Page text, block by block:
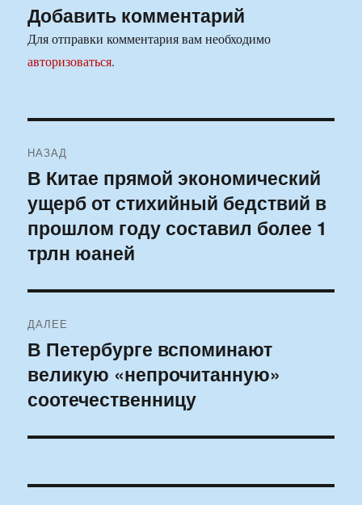
Добавить комментарий
Для отправки комментария вам необходимо
авторизоваться.
по
записям
НАЗАД
Предыдущая
запись:
В Китае прямой экономический
ущерб от стихийный бедствий в
прошлом году составил более 1
трлн юаней
ДАЛЕЕ
Следующая
запись:
В Петербурге вспоминают
великую «непрочитанную»
соотечественницу